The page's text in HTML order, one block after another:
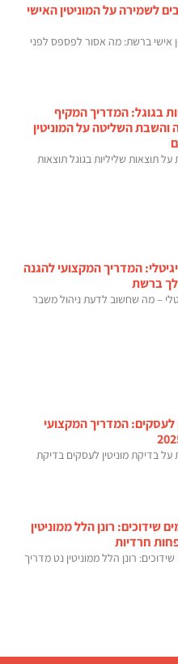
לשמירה על המוניטין האישי
אישי ברשת: מה אסור לפספס לפני
בגוגל: המדריך המקיף
והשבת השליטה על המוניטין
תוצאות שליליות בגוגל תוצאות
המדריך המקצועי להגנה
ברשת
– מה שחשוב לדעת ניהול משבר
לעסקים: המדריך המקצועי
בדיקת מוניטין לעסקים בדיקת
שידוכים: רונן הלל ממוניטין
חרדיות
רונן הלל ממוניטין נט מדריך